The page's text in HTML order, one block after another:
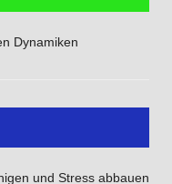
Dynamiken
und Stress abbauen